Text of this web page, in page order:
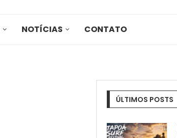
NOTÍCIAS CONTATO
ÚLTIMOS POSTS